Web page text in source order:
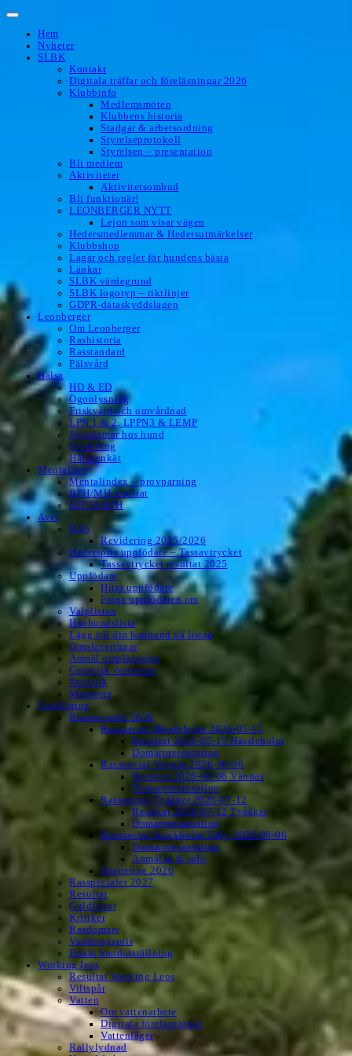
Hoppa
innehåll
Hem
Nyheter
SLBK
Kontakt
Digitala träffar och föreläsningar 2026
Klubbinfo
Medlemsmöten
Klubbens historia
Stadgar & arbetsordning
Styrelseprotokoll
Styrelsen – presentation
Bli medlem
Aktiviteter
Aktivitetsombud
Bli funktionär!
LEONBERGER NYTT
Lejon som visar vägen
Hedersmedlemmar & Hedersutmärkelser
Klubbshop
Lagar och regler för hundens bästa
Länkar
SLBK värdegrund
SLBK logotyp – riktlinjer
GDPR-dataskyddslagen
Leonberger
Om Leonberger
Rashistoria
Rasstandard
Pälsvård
Hälsa
HD & ED
Ögonlysning
Friskvård och omvårdnad
LPN 1 & 2, LPPN3 & LEMP
Sjukdomar hos hund
Forskning
Hälsoenkät
Mentalitet
Mentalindex – provparning
BPH/MH resultat
HITTA BPH
Avel
RAS
Revidering 2025/2026
Hederspris uppfödare – Tassavtrycket
Tassavtrycket resultat 2025
Uppfödare
Hitta uppfödare
Fråga uppfödaren om
Valplistan
Hanhundslista
Lägg till din hanhund på listan
Omplaceringar
Anmäl omplacering
Genetisk variation
Statistik
Mentorer
Utställning
Rasspecialer 2026
Rasspecial Hässleholm 2026-05-15
Resultat 2026-05-15 Hässleholm
Domarpresentation
Rasspecial Vännäs 2026-06-06
Resultat 2026-06-06 Vännäs
Domarpresentation
Rasspecial Tvååker 2026-07-12
Resultat 2026-07-12 Tvååker
Domarpresentation
Rasspecial Stockholm/Täby 2026-09-06
Domarpresentation
Anmälan & info
Sponsring 2026
Rasspecialer 2027
Resultat
Guldlistor
Kritiker
Rasdomare
Vandringspris
Enkät hundutställning
Working leos
Resultat Working Leos
Viltspår
Vatten
Om vattenarbete
Digitala föreläsningar
Vattenläger
Rallylydnad